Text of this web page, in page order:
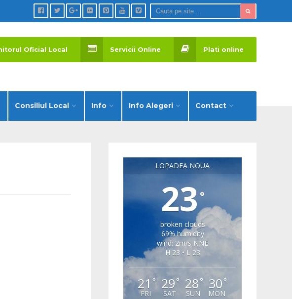
Consiliul Local Info Info Alegeri Contact
Oficial Local Servicii Online Plati online
LOPADEA NOUA
23°
broken clouds
69% humidity
wind: 2m/s NNE
H 23 • L 23
21 °
FRI
29 °
SAT
28 °
SUN
30 °
MON